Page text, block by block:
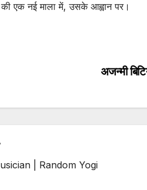
एक नई माला में, उसके आह्वान पर।
अजन्मी
| Random Yogi